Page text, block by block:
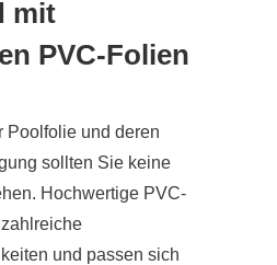
mit
PVC-Folien
Poolfolie und deren
sollten Sie keine
Hochwertige PVC-
und passen sich